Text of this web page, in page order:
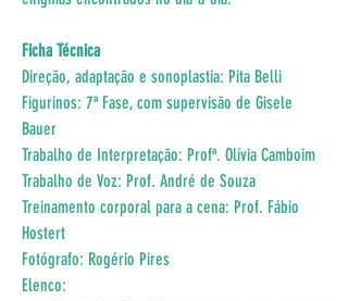
Ficha Técnica
Direção, adaptação e sonoplastia: Pita Belli
Figurinos: 7ª Fase, com supervisão de Gisele
Bauer
Trabalho de Interpretação: Profª. Olívia Camboim
Trabalho de Voz: Prof. André de Souza
Treinamento corporal para a cena: Prof. Fábio
Hostert
Fotógrafo: Rogério Pires
Elenco: